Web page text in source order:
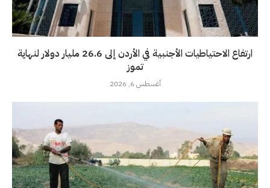
ارتفاع الاحتياطيات الأجنبية في الأردن إلى 26.6 مليار دولار لنهاية
تموز
أغسطس 6, 2026